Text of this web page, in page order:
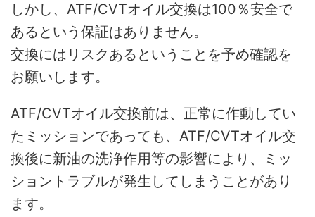
しかし、ATF/CVTオイル交換は100％安全で
あるという保証はありません。
交換にはリスクあるということを予め確認を
お願いします。
ATF/CVTオイル交換前は、正常に作動してい
たミッションであっても、ATF/CVTオイル交
換後に新油の洗浄作用等の影響により、ミッ
ショントラブルが発生してしまうことがあり
ます。